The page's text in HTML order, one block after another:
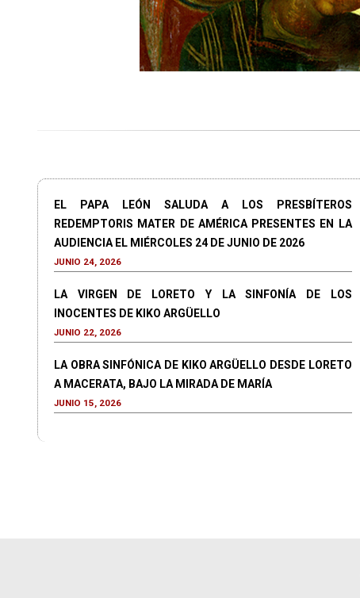
EL PAPA LEÓN SALUDA A LOS PRESBÍTEROS
REDEMPTORIS MATER DE AMÉRICA PRESENTES EN LA
AUDIENCIA EL MIÉRCOLES 24 DE JUNIO DE 2026
JUNIO 24, 2026
LA VIRGEN DE LORETO Y LA SINFONÍA DE LOS
INOCENTES DE KIKO ARGÜELLO
JUNIO 22, 2026
LA OBRA SINFÓNICA DE KIKO ARGÜELLO DESDE LORETO
A MACERATA, BAJO LA MIRADA DE MARÍA
JUNIO 15, 2026